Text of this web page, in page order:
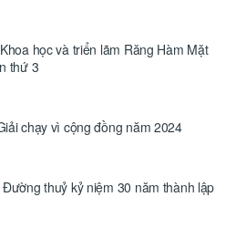
học và triển lãm Răng Hàm Mặt
thứ 3
chạy vì cộng đồng năm 2024
thuỷ kỷ niệm 30 năm thành lập